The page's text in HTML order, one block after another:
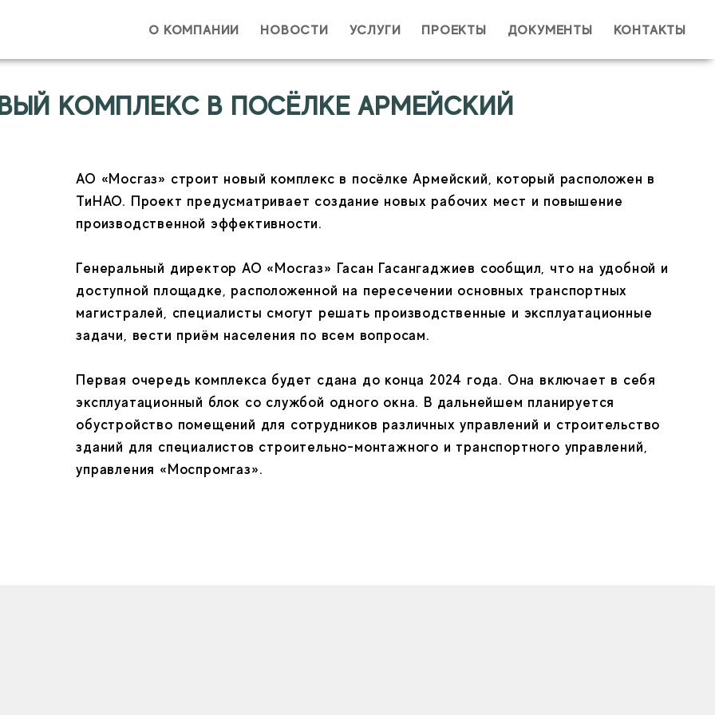
Сообщение
О КОМПАНИИ НОВОСТИ УСЛУГИ ПРОЕКТЫ ДОКУМЕНТЫ КОНТАКТЫ
КОМПЛЕКС В ПОСЁЛКЕ АРМЕЙСКИЙ
АО «Мосгаз» строит новый комплекс в посёлке Армейский, который расположен в
ТиНАО. Проект предусматривает создание новых рабочих мест и повышение
производственной эффективности.
Генеральный директор АО «Мосгаз» Гасан Гасангаджиев сообщил, что на удобной и
доступной площадке, расположенной на пересечении основных транспортных
магистралей, специалисты смогут решать производственные и эксплуатационные
задачи, вести приём населения по всем вопросам.
Первая очередь комплекса будет сдана до конца 2024 года. Она включает в себя
эксплуатационный блок со службой одного окна. В дальнейшем планируется
обустройство помещений для сотрудников различных управлений и строительство
зданий для специалистов строительно-монтажного и транспортного управлений,
управления «Моспромгаз».